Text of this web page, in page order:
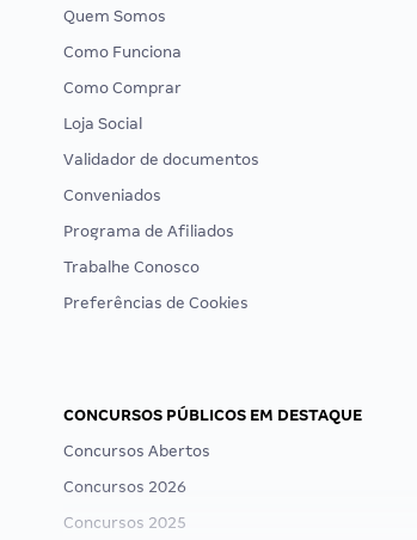
Quem Somos
Como Funciona
Como Comprar
Loja Social
Validador de documentos
Conveniados
Programa de Afiliados
Trabalhe Conosco
Preferências de Cookies
CONCURSOS PÚBLICOS EM DESTAQUE
Concursos Abertos
Concursos 2026
Concursos 2025